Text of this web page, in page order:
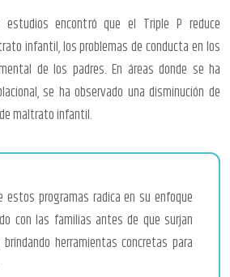
estudios encontró que el Triple P reduce
infantil, los problemas de conducta en los
de los padres. En áreas donde se ha
se ha observado una disminución de
maltrato infantil.
estos programas radica en su enfoque
con las familias antes de que surjan
herramientas concretas para